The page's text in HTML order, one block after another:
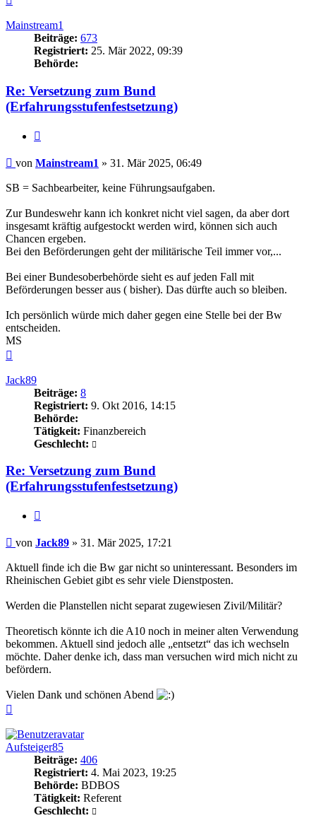
Mainstream1
Beiträge: 673
Registriert: 25. Mär 2022, 09:39
Behörde:
Re: Versetzung zum Bund
(Erfahrungsstufenfestsetzung)
Beitrag
von Mainstream1 » 31. Mär 2025, 06:49
SB = Sachbearbeiter, keine Führungsaufgaben.
Zur Bundeswehr kann ich konkret nicht viel sagen, da aber dort
insgesamt kräftig aufgestockt werden wird, können sich auch
Chancen ergeben.
Bei den Beförderungen geht der militärische Teil immer vor,...
Bei einer Bundesoberbehörde sieht es auf jeden Fall mit
Beförderungen besser aus ( bisher). Das dürfte auch so bleiben.
Ich persönlich würde mich daher gegen eine Stelle bei der Bw
entscheiden.
MS
Jack89
Beiträge: 8
Registriert: 9. Okt 2016, 14:15
Behörde:
Tätigkeit: Finanzbereich
Geschlecht:
Re: Versetzung zum Bund
(Erfahrungsstufenfestsetzung)
Beitrag
von Jack89 » 31. Mär 2025, 17:21
Aktuell finde ich die Bw gar nicht so uninteressant. Besonders im
Rheinischen Gebiet gibt es sehr viele Dienstposten.
Werden die Planstellen nicht separat zugewiesen Zivil/Militär?
Theoretisch könnte ich die A10 noch in meiner alten Verwendung
bekommen. Aktuell sind jedoch alle „entsetzt“ das ich wechseln
möchte. Daher denke ich, dass man versuchen wird mich nicht zu
befördern.
Vielen Dank und schönen Abend
Aufsteiger85
Beiträge: 406
Registriert: 4. Mai 2023, 19:25
Behörde: BDBOS
Tätigkeit: Referent
Geschlecht: